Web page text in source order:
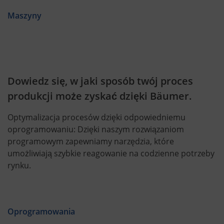
Maszyny
Dowiedz się, w jaki sposób twój proces
produkcji może zyskać dzięki Bäumer.
Optymalizacja procesów dzięki odpowiedniemu
oprogramowaniu: Dzięki naszym rozwiązaniom
programowym zapewniamy narzędzia, które
umożliwiają szybkie reagowanie na codzienne potrzeby
rynku.
Oprogramowania